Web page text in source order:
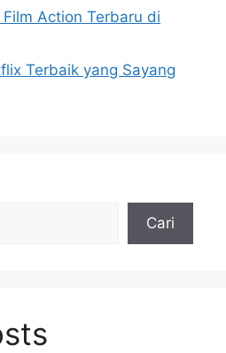
Action Terbaru di
Terbaik yang Sayang
Cari